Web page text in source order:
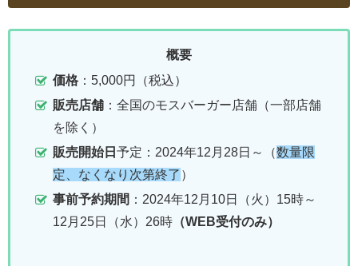
概要
価格 ：5,000円（税込）
販売店舗 ：全国のモスバーガー店舗（一部店舗
を除く）
販売開始日予定：2024年12月28日～（数量限
定、なくなり次第終了 ）
事前予約期間 ：2024年12月10日（火）15時～
12月25日（水）26時 （WEB受付のみ）